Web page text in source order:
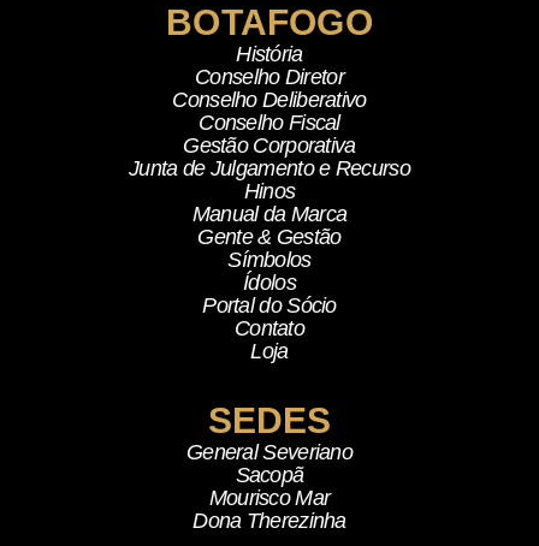
BOTAFOGO
História
Conselho Diretor
Conselho Deliberativo
Conselho Fiscal
Gestão Corporativa
Junta de Julgamento e Recurso
Hinos
Manual da Marca
Gente & Gestão
Símbolos
Ídolos
Portal do Sócio
Contato
Loja
SEDES
General Severiano
Sacopã
Mourisco Mar
Dona Therezinha